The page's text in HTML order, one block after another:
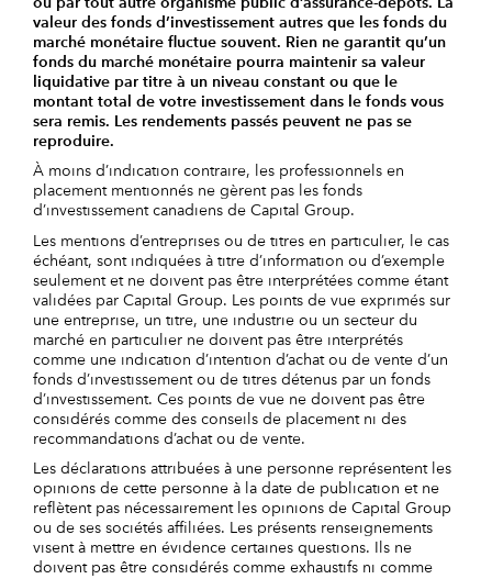
ou par tout autre organisme public d’assurance-dépôts. La
valeur des fonds d’investissement autres que les fonds du
marché monétaire fluctue souvent. Rien ne garantit qu’un
fonds du marché monétaire pourra maintenir sa valeur
liquidative par titre à un niveau constant ou que le
montant total de votre investissement dans le fonds vous
sera remis. Les rendements passés peuvent ne pas se
reproduire.
À moins d’indication contraire, les professionnels en
placement mentionnés ne gèrent pas les fonds
d’investissement canadiens de Capital Group.
Les mentions d’entreprises ou de titres en particulier, le cas
échéant, sont indiquées à titre d’information ou d’exemple
seulement et ne doivent pas être interprétées comme étant
validées par Capital Group. Les points de vue exprimés sur
une entreprise, un titre, une industrie ou un secteur du
marché en particulier ne doivent pas être interprétés
comme une indication d’intention d’achat ou de vente d’un
fonds d’investissement ou de titres détenus par un fonds
d’investissement. Ces points de vue ne doivent pas être
considérés comme des conseils de placement ni des
recommandations d’achat ou de vente.
Les déclarations attribuées à une personne représentent les
opinions de cette personne à la date de publication et ne
reflètent pas nécessairement les opinions de Capital Group
ou de ses sociétés affiliées. Les présents renseignements
visent à mettre en évidence certaines questions. Ils ne
doivent pas être considérés comme exhaustifs ni comme